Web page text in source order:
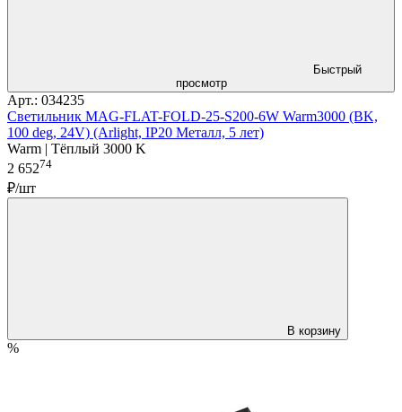
Быстрый
просмотр
Арт.: 034235
Светильник MAG-FLAT-FOLD-25-S200-6W Warm3000 (BK,
100 deg, 24V) (Arlight, IP20 Металл, 5 лет)
Warm | Тёплый 3000 K
2 65274
₽/шт
В корзину
%